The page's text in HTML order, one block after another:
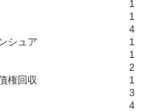
1
1
4
シュア
1
1
2
権回収
1
3
4